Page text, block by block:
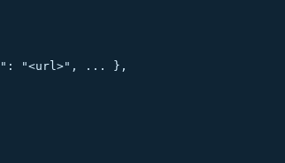
"<url>", ... },